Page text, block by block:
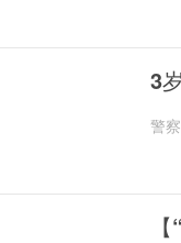
3
警